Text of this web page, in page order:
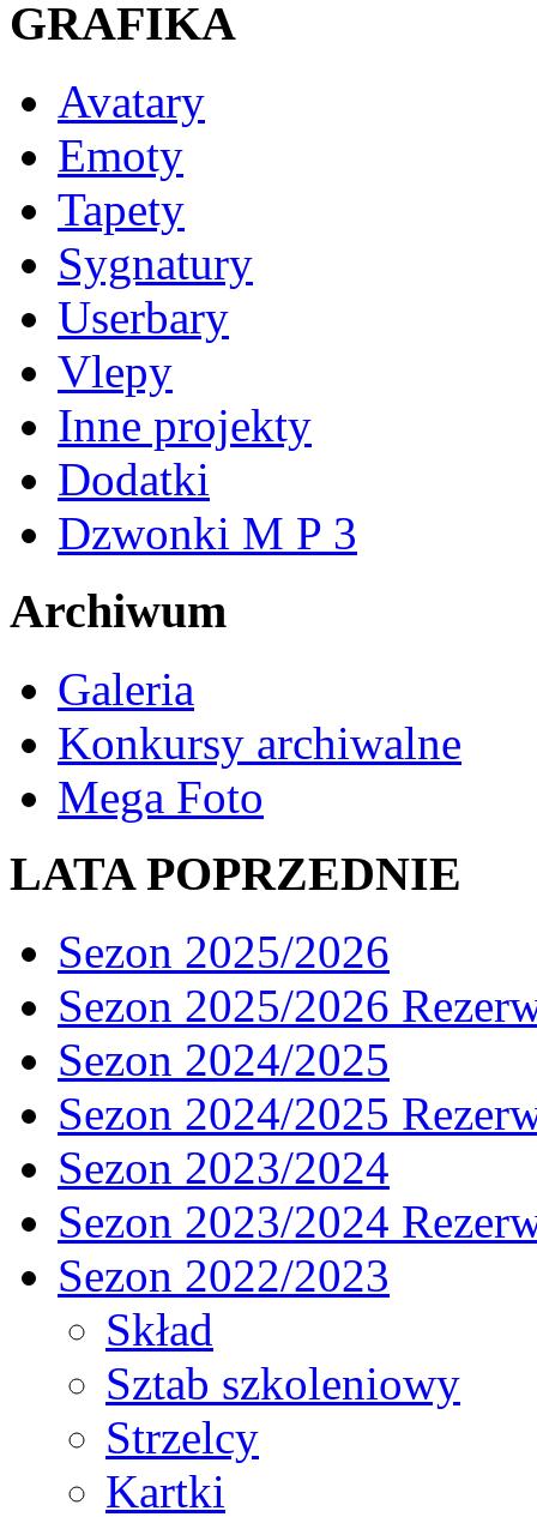
GRAFIKA
Avatary
Emoty
Tapety
Sygnatury
Userbary
Vlepy
Inne projekty
Dodatki
Dzwonki M P 3
Archiwum
Galeria
Konkursy archiwalne
Mega Foto
LATA POPRZEDNIE
Sezon 2025/2026
Sezon 2025/2026
Sezon 2024/2025
Sezon 2024/2025
Sezon 2023/2024
Sezon 2023/2024
Sezon 2022/2023
Skład
Sztab szkoleniowy
Strzelcy
Kartki